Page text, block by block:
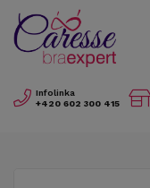
Infolinka
+420 602 300 415